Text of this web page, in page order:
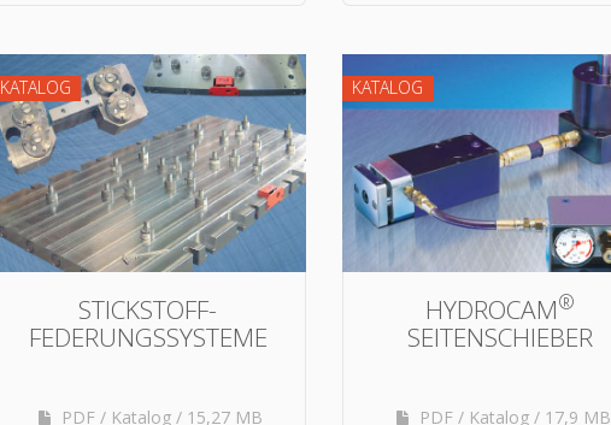
KATALOG
STICKSTOFF-
FEDERUNGSSYSTEME
PDF / Katalog / 15,27 MB
KATALOG
HYDROCAM®
SEITENSCHIEBER
PDF / Katalog / 17,9 MB